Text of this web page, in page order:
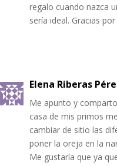
regalo cuando nazca
sería ideal. Gracias
Elena Riberas
Me apunto y
casa de mis primos
cambiar de sitio las
poner la oreja en la
Me gustaría que ya